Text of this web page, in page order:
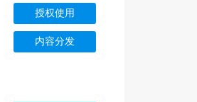
授权使用
内容分发